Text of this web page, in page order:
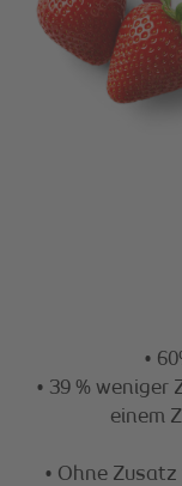
•
• 39 % weniger
einem
• Ohne